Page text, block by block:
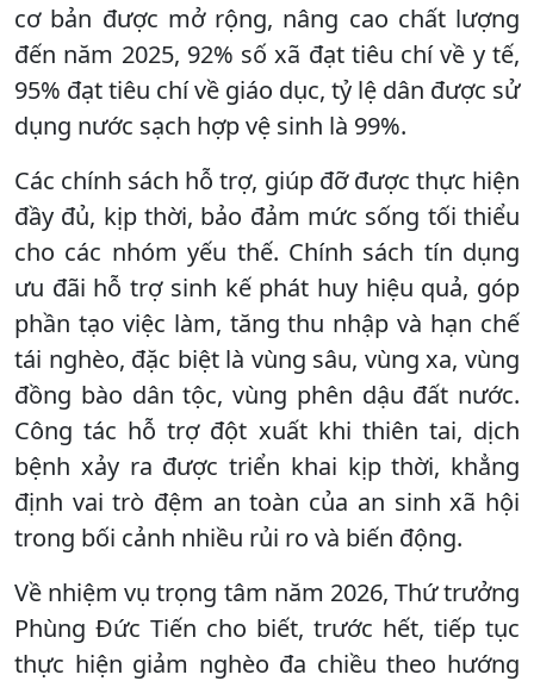
cơ bản được mở rộng, nâng cao chất lượng
đến năm 2025, 92% số xã đạt tiêu chí về y tế,
95% đạt tiêu chí về giáo dục, tỷ lệ dân được sử
dụng nước sạch hợp vệ sinh là 99%.
Các chính sách hỗ trợ, giúp đỡ được thực hiện
đầy đủ, kịp thời, bảo đảm mức sống tối thiểu
cho các nhóm yếu thế. Chính sách tín dụng
ưu đãi hỗ trợ sinh kế phát huy hiệu quả, góp
phần tạo việc làm, tăng thu nhập và hạn chế
tái nghèo, đặc biệt là vùng sâu, vùng xa, vùng
đồng bào dân tộc, vùng phên dậu đất nước.
Công tác hỗ trợ đột xuất khi thiên tai, dịch
bệnh xảy ra được triển khai kịp thời, khẳng
định vai trò đệm an toàn của an sinh xã hội
trong bối cảnh nhiều rủi ro và biến động.
Về nhiệm vụ trọng tâm năm 2026, Thứ trưởng
Phùng Đức Tiến cho biết, trước hết, tiếp tục
thực hiện giảm nghèo đa chiều theo hướng